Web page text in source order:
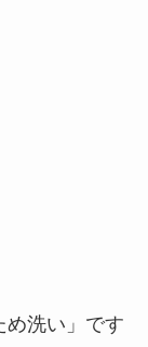
め洗い」です